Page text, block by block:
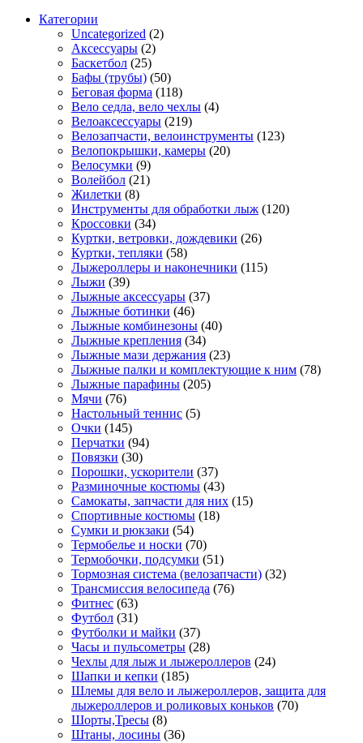
Категории
Uncategorized (2)
Аксессуары (2)
Баскетбол (25)
Бафы (трубы) (50)
Беговая форма (118)
Вело седла, вело чехлы (4)
Велоаксессуары (219)
Велозапчасти, велоинструменты (123)
Велопокрышки, камеры (20)
Велосумки (9)
Волейбол (21)
Жилетки (8)
Инструменты для обработки лыж (120)
Кроссовки (34)
Куртки, ветровки, дождевики (26)
Куртки, тепляки (58)
Лыжероллеры и наконечники (115)
Лыжи (39)
Лыжные аксессуары (37)
Лыжные ботинки (46)
Лыжные комбинезоны (40)
Лыжные крепления (34)
Лыжные мази держания (23)
Лыжные палки и комплектующие к ним (78)
Лыжные парафины (205)
Мячи (76)
Настольный теннис (5)
Очки (145)
Перчатки (94)
Повязки (30)
Порошки, ускорители (37)
Разминочные костюмы (43)
Самокаты, запчасти для них (15)
Спортивные костюмы (18)
Сумки и рюкзаки (54)
Термобелье и носки (70)
Термобочки, подсумки (51)
Тормозная система (велозапчасти) (32)
Трансмиссия велосипеда (76)
Фитнес (63)
Футбол (31)
Футболки и майки (37)
Часы и пульсометры (28)
Чехлы для лыж и лыжероллеров (24)
Шапки и кепки (185)
Шлемы для вело и лыжероллеров, защита для
лыжероллеров и роликовых коньков (70)
Шорты,Тресы (8)
Штаны, лосины (36)